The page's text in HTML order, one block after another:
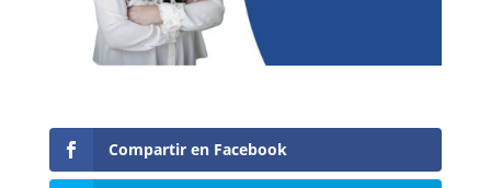
Compartir en Facebook